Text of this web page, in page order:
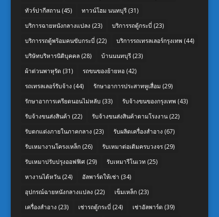
ทัวร์ปากีสถาน(45) ทาวน์โฮม นนทบุรี(31)
บริการฉายหนังกลางแปลง (23) บริการรถตู้กระบี่ (23)
บริการรถตู้พร้อมคนขับกระบี่ (22) บริการรถเทรลเลอร์กรุงเทพ (44)
บริษัทบริหารนิติบุคคล(28) บ้านนนทบุรี(23)
ผ้าต่วนพาหุรัด (31) รถขนของย้ายหอ(42)
รถเทรลเลอร์รับจ้าง (44) รักษาอาการประสาทหูเสื่อม (29)
รักษาอาการเครียดนอนไม่หลับ (33) รับจ้างขนของกรุงเทพ (43)
รับจ้างขนส่งสินค้า (22) รับจ้างขนส่งสินค้าตามโรงงาน(22)
รับตกแต่งภายในภาคกลาง (23) รับผลิตเครื่องสำอาง (67)
รับเหมางานโครงเหล็ก(26) รับเหมาต่อเติมครบวงจร(29)
รับเหมาปรับปรุงออฟฟิศ(29) รับเหมารีโนเวท (25)
หางานไต้หวัน(24) อัลพาร์ดให้เช่า (34)
อุปกรณ์ฉายหนังกลางแปลง (22) เข็มเหล็ก(23)
เครื่องสำอาง (23) เช่ารถตู้กระบี่ (24) เช่าอัลพาร์ด (39)